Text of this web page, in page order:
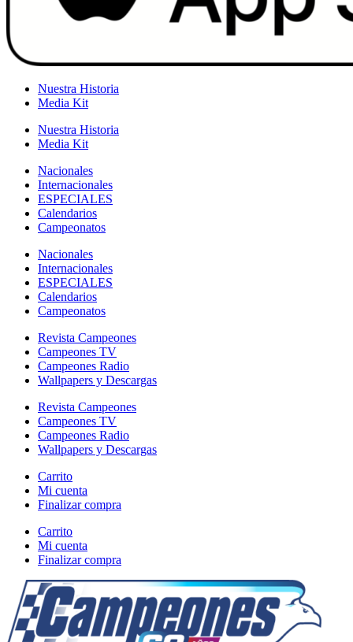
Nuestra Historia
Media Kit
Nuestra Historia
Media Kit
Nacionales
Internacionales
ESPECIALES
Calendarios
Campeonatos
Nacionales
Internacionales
ESPECIALES
Calendarios
Campeonatos
Revista Campeones
Campeones TV
Campeones Radio
Wallpapers y Descargas
Revista Campeones
Campeones TV
Campeones Radio
Wallpapers y Descargas
Carrito
Mi cuenta
Finalizar compra
Carrito
Mi cuenta
Finalizar compra